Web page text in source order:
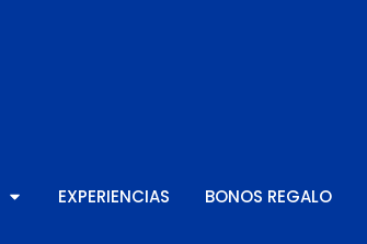
EXPERIENCIAS BONOS REGALO